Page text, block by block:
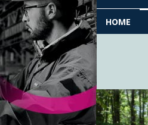
P
R
O
T
T
A
w
HOME